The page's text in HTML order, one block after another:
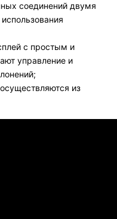
соединений двумя
с простым и
управление и
из